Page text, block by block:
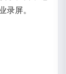
录屏。